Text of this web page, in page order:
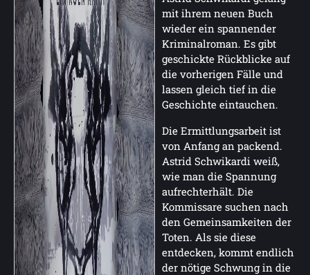
mit ihrem neuen Buch
wieder ein spannender
Kriminalroman. Es gibt
geschickte Rückblicke auf
die vorherigen Fälle und
lassen gleich tief in die
Geschichte eintauchen.
Die Ermittlungsarbeit ist
von Anfang an packend.
Astrid Schwikardi weiß,
wie man die Spannung
aufrechterhält. Die
Kommissare suchen nach
den Gemeinsamkeiten der
Toten. Als sie diese
entdecken, kommt endlich
der nötige Schwung in die